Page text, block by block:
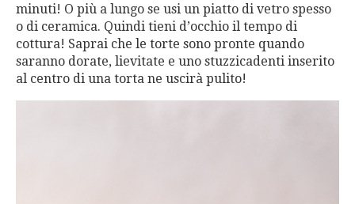
minuti! O più a lungo se usi un piatto di vetro spesso
o di ceramica. Quindi tieni d’occhio il tempo di
cottura! Saprai che le torte sono pronte quando
saranno dorate, lievitate e uno stuzzicadenti inserito
al centro di una torta ne uscirà pulito!